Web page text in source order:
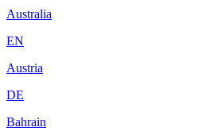
Australia
EN
Austria
DE
Bahrain